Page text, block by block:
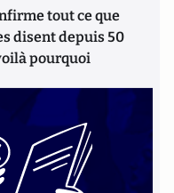
tout ce que
disent depuis 50
pourquoi